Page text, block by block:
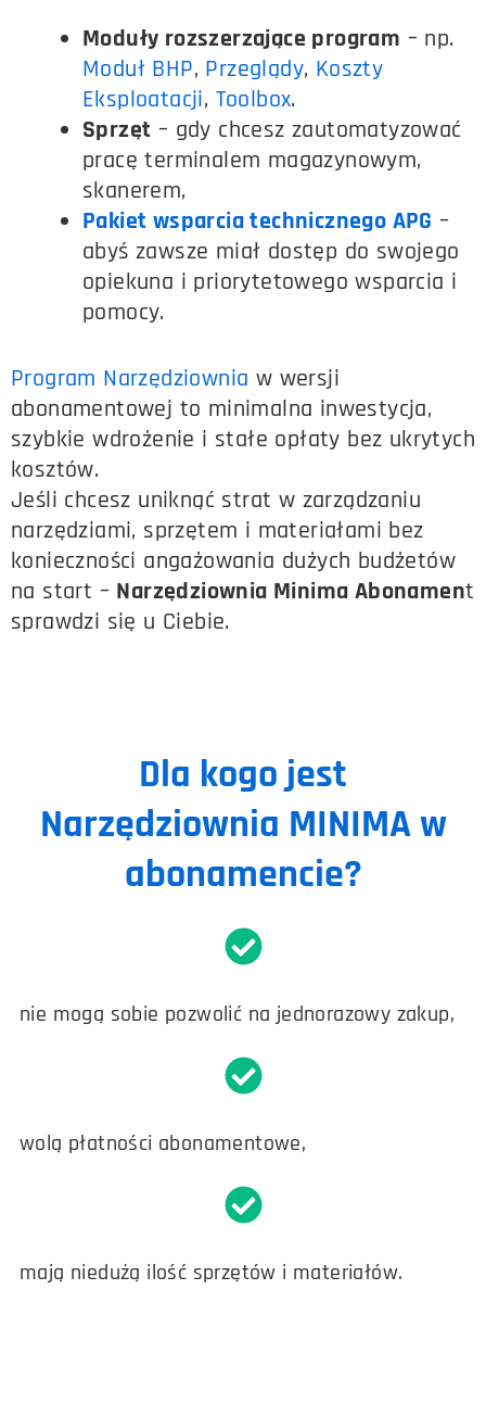
Moduły rozszerzające program – np.
Moduł BHP, Przeglądy, Koszty
Eksploatacji, Toolbox.
Sprzęt – gdy chcesz zautomatyzować
pracę terminalem magazynowym,
skanerem,
Pakiet wsparcia technicznego APG –
abyś zawsze miał dostęp do swojego
opiekuna i priorytetowego wsparcia i
pomocy.
Program Narzędziownia w wersji
abonamentowej to minimalna inwestycja,
szybkie wdrożenie i stałe opłaty bez ukrytych
kosztów.
Jeśli chcesz uniknąć strat w zarządzaniu
narzędziami, sprzętem i materiałami bez
konieczności angażowania dużych budżetów
na start – Narzędziownia Minima Abonament
sprawdzi się u Ciebie.
Dla kogo jest
Narzędziownia MINIMA w
abonamencie?
nie mogą sobie pozwolić na jednorazowy zakup,
wolą płatności abonamentowe,
mają niedużą ilość sprzętów i materiałów.